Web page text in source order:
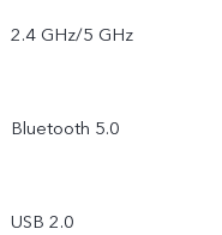
2.4 GHz/5 GHz
Bluetooth 5.0
USB 2.0